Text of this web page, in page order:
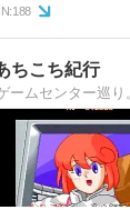
188
ちこち紀行